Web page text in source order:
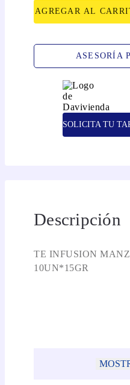
AGREGAR AL
ASESORÍA
SOLICITA TU
Descripción
TE INFUSION
10UN*15GR